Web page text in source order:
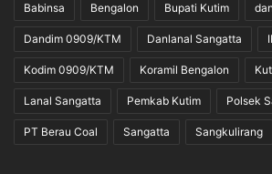
Babinsa Bengalon Bupati Kutim dan
Dandim 0909/KTM Danlanal Sangatta
Kodim 0909/KTM Koramil Bengalon
Lanal Sangatta Pemkab Kutim Polsek
PT Berau Coal Sangatta Sangkulirang